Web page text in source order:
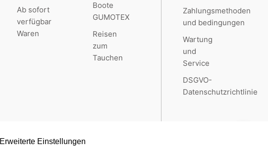
Ab sofort
verfügbar
Waren
Boote
GUMOTEX
Reisen
zum
Tauchen
Zahlungsmethoden
und bedingungen
Wartung
und
Service
DSGVO-
Datenschutzrichtlinie
Erweiterte Einstellungen